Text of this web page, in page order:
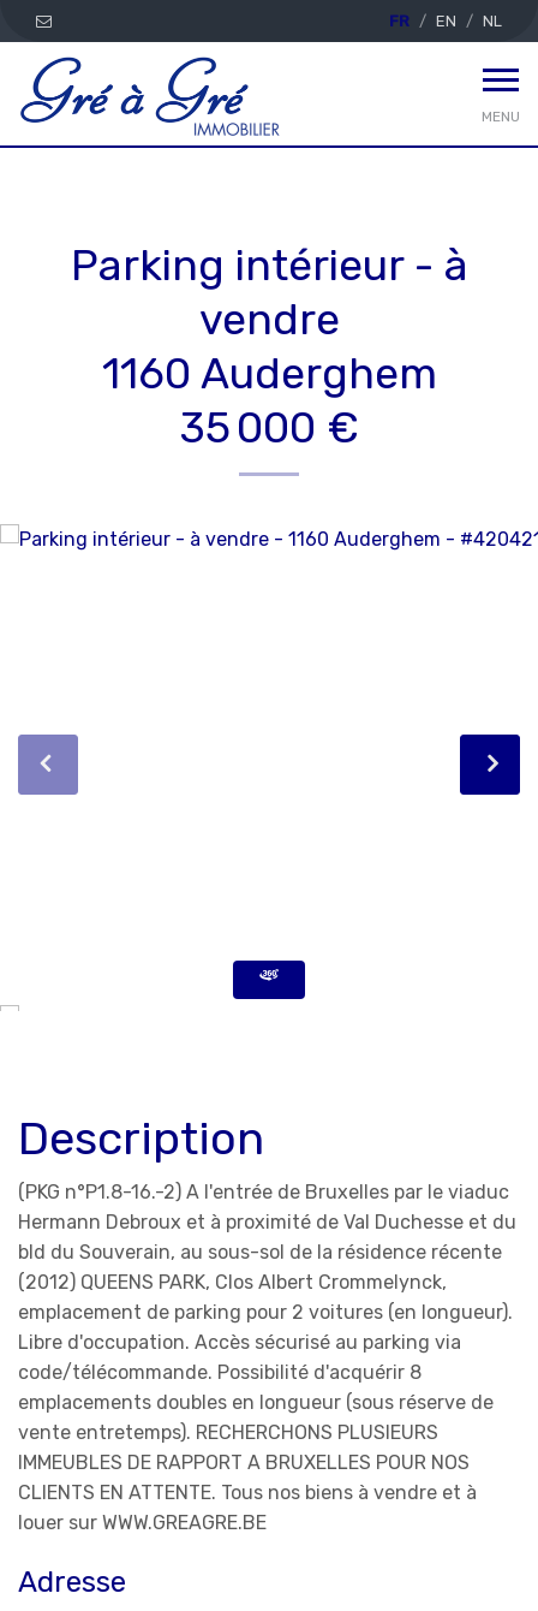
FR EN NL
MENU
Parking intérieur - à
vendre
1160 Auderghem
35 000 €
Description
(PKG n°P1.8-16.-2) A l'entrée de Bruxelles par le viaduc
Hermann Debroux et à proximité de Val Duchesse et du
bld du Souverain, au sous-sol de la résidence récente
(2012) QUEENS PARK, Clos Albert Crommelynck,
emplacement de parking pour 2 voitures (en longueur).
Libre d'occupation. Accès sécurisé au parking via
code/télécommande. Possibilité d'acquérir 8
emplacements doubles en longueur (sous réserve de
vente entretemps). RECHERCHONS PLUSIEURS
IMMEUBLES DE RAPPORT A BRUXELLES POUR NOS
CLIENTS EN ATTENTE. Tous nos biens à vendre et à
louer sur WWW.GREAGRE.BE
Adresse